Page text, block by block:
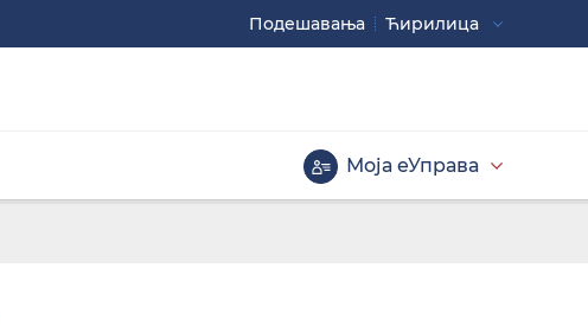
Моја еУправа
Ћирилица
Подешавaња